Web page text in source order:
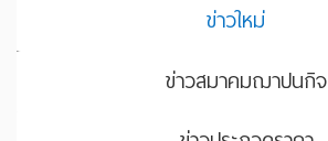
ข่าวใหม่
ข่าวสมาคมฌาปนกิจ